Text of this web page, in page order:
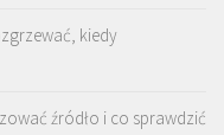
kiedy
źródło i co sprawdzić